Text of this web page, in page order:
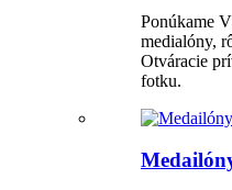
Ponúkame
medialóny,
Otváracie
fotku.